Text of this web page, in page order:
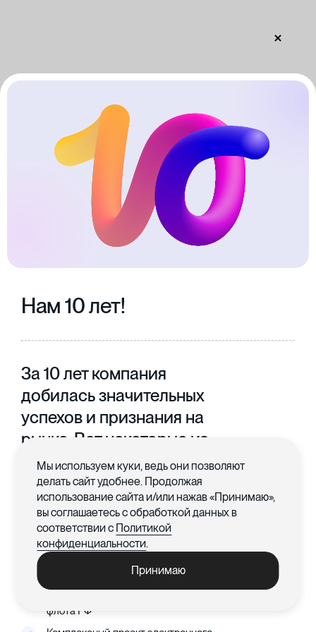
Нам 10 лет!
За 10 лет компания
добилась значительных
успехов и признания на
рынке. Вот некоторые из
наших достижений:
7-ми кратный номинант конкурса Проект года от 1С
7000+ автоматизированных рабочих мест
Победители конкурса Проект года с проектом
флота РФ
Мы используем куки, ведь они позволяют
делать сайт удобнее. Продолжая
использование сайта и/или нажав «Принимаю»,
вы соглашаетесь с обработкой данных в
соответствии с Политикой
конфиденциальности.
Принимаю